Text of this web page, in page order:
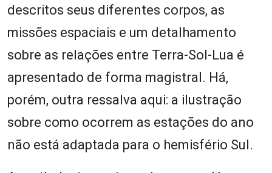
descritos seus diferentes corpos, as
missões espaciais e um detalhamento
sobre as relações entre Terra-Sol-Lua é
apresentado de forma magistral. Há,
porém, outra ressalva aqui: a ilustração
sobre como ocorrem as estações do ano
não está adaptada para o hemisfério Sul.